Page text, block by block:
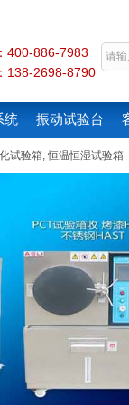
400-886-7983
138-2698-8790
统 振动试验台
试验箱,恒温恒湿试验箱